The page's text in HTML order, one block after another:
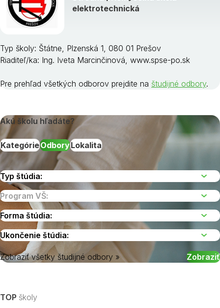
elektrotechnická
Typ školy: Štátne, Plzenská 1, 080 01 Prešov
Riaditeľ/ka: Ing. Iveta Marcinčinová, www.spse-po.sk
Pre prehľad všetkých odborov prejdite na študijné odbory.
Akú školu hľadáte?
KategórieOdboryLokalita
Zobraziť všetky študijné odbory »
TOP školy